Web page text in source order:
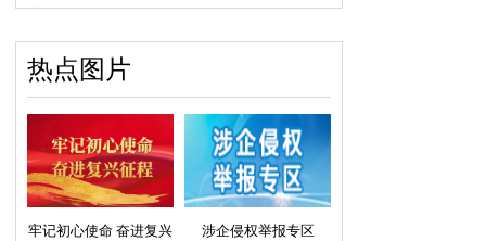
热点图片
牢记初心使命 奋进复兴
涉企侵权举报专区